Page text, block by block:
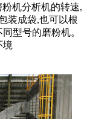
机分析机的转速,
装成袋,也可以根
型号的磨粉机。
境